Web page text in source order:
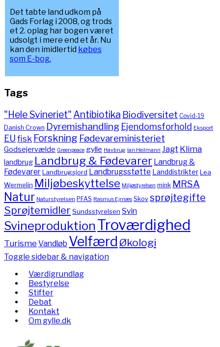
Det tabte land udkom på
Gads Forlag i 2008, og trods
et 2. oplag har bogen været
udsolgt i mere end et år. Nu
kan den imidlertid købes
som E-bog.
Tags
"Hele Svineriet" Antibiotika Biodiversitet Covid-19
Danish Crown Dyremishandling Ejendomsforhold Eksport
EUfisk Forskning Fødevareministeriet
Godsejervælde Greenpeace gylle Havbrug Ian Heilmann Jagt Klima
landbrug Landbrug & Fødevarer Landbrug &
FødevarerLandbrugsjord Landbrugsstøtte LanddistrikterLea
Wermelin Miljøbeskyttelse Miljøstyrelsen mink MRSA
Natur Naturstyrelsen PFAS Rasmus Ejrnæs Skov sprøjtegifte
Sprøjtemidler Sundsstyrelsen Svin
Svineproduktion Troværdighed
TurismeVandløb Velfærd Økologi
Toggle sidebar & navigation
Værdigrundlag
Bestyrelse
Stifter
Debat
Kontakt
Om gylle.dk